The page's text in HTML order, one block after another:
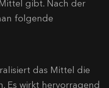
gibt. Nach der
folgende
das Mittel die
Es wirkt hervorragend